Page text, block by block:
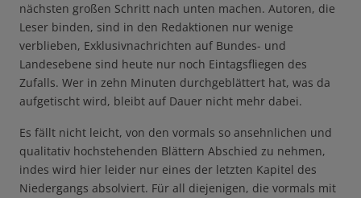
nächsten großen Schritt nach unten machen. Autoren, die
Leser binden, sind in den Redaktionen nur wenige
verblieben, Exklusivnachrichten auf Bundes- und
Landesebene sind heute nur noch Eintagsfliegen des
Zufalls. Wer in zehn Minuten durchgeblättert hat, was da
aufgetischt wird, bleibt auf Dauer nicht mehr dabei.
Es fällt nicht leicht, von den vormals so ansehnlichen und
qualitativ hochstehenden Blättern Abschied zu nehmen,
indes wird hier leider nur eines der letzten Kapitel des
Niedergangs absolviert. Für all diejenigen, die vormals mit